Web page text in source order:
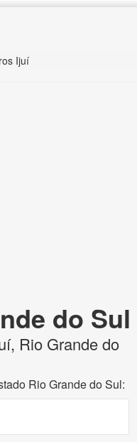
Ijuí
do Sul
Rio Grande do
Rio Grande do Sul: